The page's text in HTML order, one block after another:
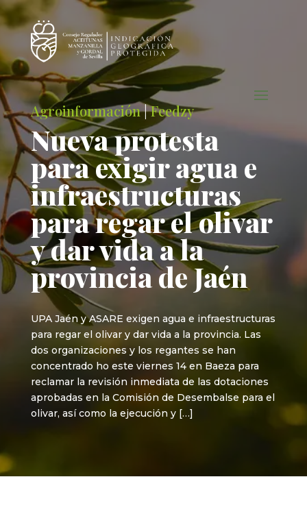
Agroinformación|Feedzy
Nueva protesta
para exigir agua e
infraestructuras
para regar el olivar
y dar vida a la
provincia de Jaén
UPA Jaén y ASARE exigen agua e infraestructuras
para regar el olivar y dar vida a la provincia. Las
dos organizaciones y los regantes se han
concentrado ho este viernes 14 en Baeza para
reclamar la revisión inmediata de las dotaciones
aprobadas en la Comisión de Desembalse para el
olivar, así como la ejecución y […]